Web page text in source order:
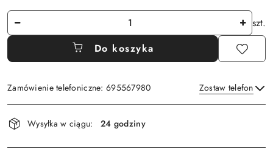
Ilość
szt.
Do koszyka
Zamówienie telefoniczne: 695567980 Zostaw telefon
Dostępność
i
dostawa
Wysyłka w ciągu: 24 godziny